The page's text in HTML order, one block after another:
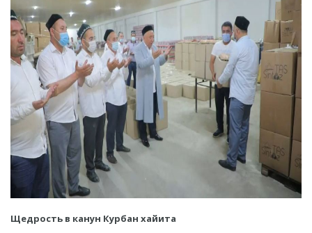
Щедрость в канун Курбан хайита